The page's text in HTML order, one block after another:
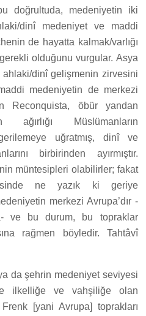
doğrultuda, medeniyetin iki
dinî medeniyet ve maddi
de hayatta kalmak/varlığı
olduğunu vurgular. Asya
ahlaki/dinî gelişmenin zirvesini
medeniyetin de merkezi
Reconquista, öbür yandan
ağırlığı Müslümanların
uğratmış, dinî ve
birbirinden ayırmıştır.
müntesipleri olabilirler; fakat
ne yazık ki geriye
merkezi Avrupa’dır -
ve bu durum, bu topraklar
rağmen böyledir. Tahtâvî
da şehrin medeniyet seviyesi
ilkelliğe ve vahşiliğe olan
[yani Avrupa] toprakları